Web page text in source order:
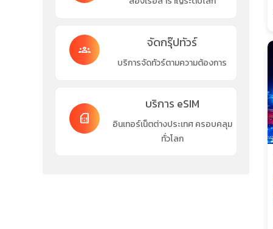
groups จัดกรุ๊ปทัวร์
บริการจัดทัวร์ตามความต้องการ
sim_card
บริการ eSIM
อินเทอร์เน็ตต่างประเทศ ครอบคลุม
ทั่วโลก